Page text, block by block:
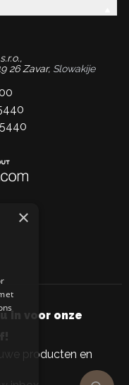
26 Zavar, Slowakije
in voor onze
producten en
×